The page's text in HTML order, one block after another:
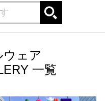
ェア
一覧